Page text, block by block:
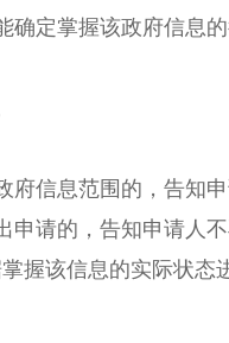
确定掌握该政府信息
信息范围的，告知申
请的，告知申请人不
握该信息的实际状态